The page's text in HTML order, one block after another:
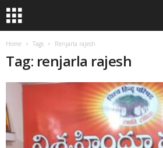
Home Tags Renjarla rajesh
Tag: renjarla rajesh